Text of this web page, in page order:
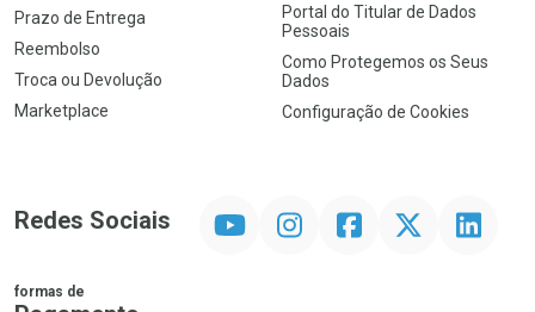
Prazo de Entrega
Reembolso
Troca ou Devolução
Marketplace
Portal do Titular de Dados
Pessoais
Como Protegemos os Seus
Dados
Configuração de Cookies
Redes Sociais InstagramFacebook Linkedin
formas de